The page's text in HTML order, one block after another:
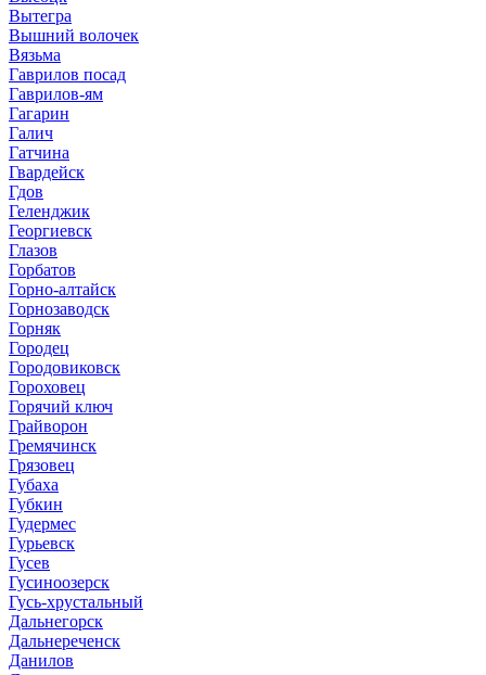
Вытегра
Вышний волочек
Вязьма
Гаврилов посад
Гаврилов-ям
Гагарин
Галич
Гатчина
Гвардейск
Гдов
Геленджик
Георгиевск
Глазов
Горбатов
Горно-алтайск
Горнозаводск
Горняк
Городец
Городовиковск
Гороховец
Горячий ключ
Грайворон
Гремячинск
Грязовец
Губаха
Губкин
Гудермес
Гурьевск
Гусев
Гусиноозерск
Гусь-хрустальный
Дальнегорск
Дальнереченск
Данилов